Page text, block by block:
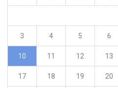
3 4 5 6
10 11 12 13
17 18 19 20